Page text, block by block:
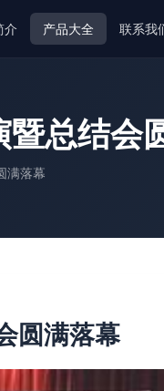
介 产品大全 联系我
总结会
满落幕
圆满落幕